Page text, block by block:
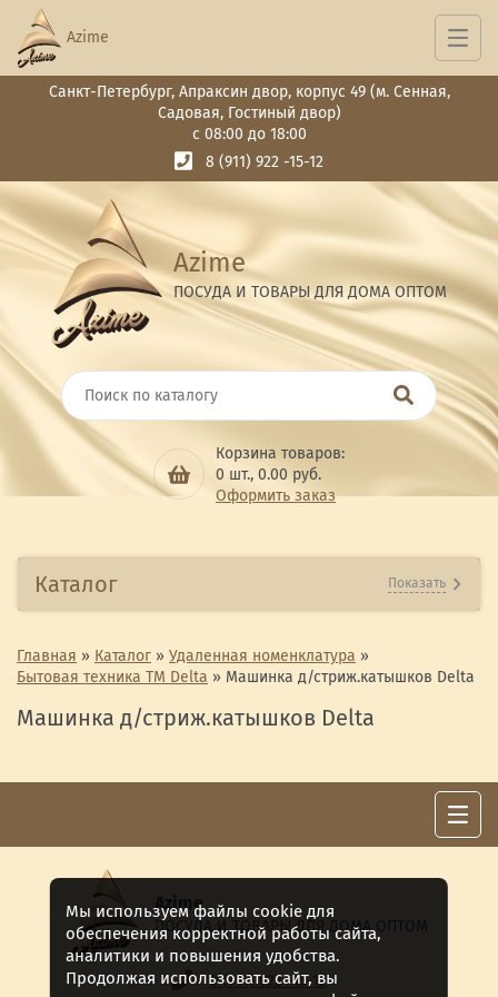
Санкт-Петербург, Апраксин двор, корпус 49 (м. Сенная,
Садовая, Гостиный двор)
с 08:00 до 18:00
8 (911) 922 -15-12
Azime
ПОСУДА И ТОВАРЫ ДЛЯ ДОМА ОПТОМ
Корзина товаров:
0 шт., 0.00 руб.
Оформить заказ
Azime
Каталог Показать
Главная » Каталог » Удаленная номенклатура »
Бытовая техника ТМ Delta » Машинка д/стриж.катышков Delta
Машинка д/стриж.катышков Delta
Azime
ПОСУДА И ТОВАРЫ ДЛЯ ДОМА ОПТОМ
8 (911) 922 -15-12
Мы используем файлы cookie для
обеспечения корректной работы сайта,
аналитики и повышения удобства.
Продолжая использовать сайт, вы